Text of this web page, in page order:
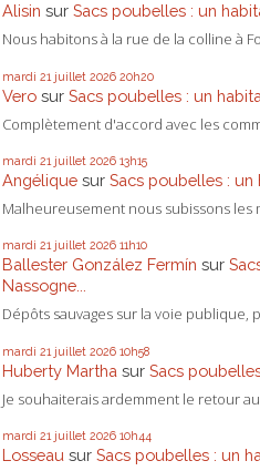
Alisin sur Sacs poubelles : un
Nous habitons à la rue de la colline à
mardi 21 juillet 2026 20h20
Vero sur Sacs poubelles : un
Complètement d'accord avec les
mardi 21 juillet 2026 13h15
Angélique sur Sacs poubelles : un
Malheureusement nous subissons les
mardi 21 juillet 2026 11h10
Ballester González Fermín sur
Nassogne...
Dépôts sauvages sur la voie publique,
mardi 21 juillet 2026 10h58
Huberty Martha sur Sacs
Je souhaiterais ardemment le retour
mardi 21 juillet 2026 10h44
Losseau sur Sacs poubelles : un